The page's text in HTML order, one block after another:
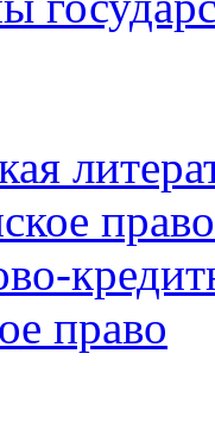
право
право